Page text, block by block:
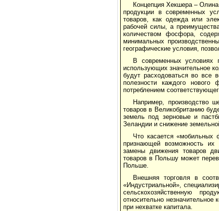
Концепция Хекшера –
продукции в современных
товаров, как одежда или
рабочей силы, а
количеством фосфора,
минимальных
географические условия,
В современных условиях
использующих значительное
будут расходоваться во все
полезности каждого нового
потреблением
Например, производство
товаров в Великобританию
земель под зерновые и
Зеландии и снижение
Что касается «мобильных
признающей возможность их
замены движения товаров
товаров в Польшу может
Польше.
Внешняя торговля в
«Индустриальной»,
сельскохозяйственную
относительно незначительное
при нехватке капитала.